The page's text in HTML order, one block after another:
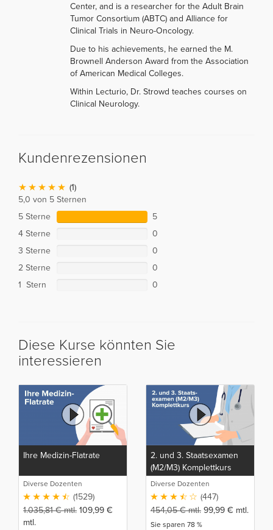
Center, and is a researcher for the Adult Brain
Tumor Consortium (ABTC) and Alliance for
Clinical Trials in Neuro-Oncology.
Due to his achievements, he earned the M.
Brownell Anderson Award from the Association
of American Medical Colleges.
Within Lecturio, Dr. Strowd teaches courses on
Clinical Neurology.
Kundenrezensionen
(1)
5,0 von 5 Sternen
5 Sterne
5
4 Sterne
0
3 Sterne
0
2 Sterne
0
1 Stern
0
Diese Kurse könnten Sie
interessieren
Ihre Medizin-Flatrate
Diverse Dozenten
(1529)
1.035,81€mtl. 109,99 €
mtl.
2. und 3. Staatsexamen
(M2/M3) Komplettkurs
Diverse Dozenten
(447)
454,05€mtl. 99,99 € mtl.
Sie sparen 78 %